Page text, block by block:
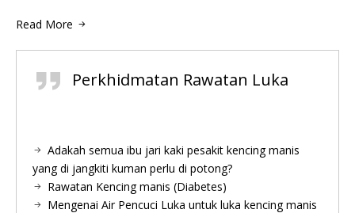
Read More
Perkhidmatan Rawatan Luka
Adakah semua ibu jari kaki pesakit kencing manis
yang di jangkiti kuman perlu di potong?
Rawatan Kencing manis (Diabetes)
Mengenai Air Pencuci Luka untuk luka kencing manis